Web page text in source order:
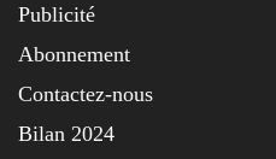
Publicité
Abonnement
Contactez-nous
Bilan 2024